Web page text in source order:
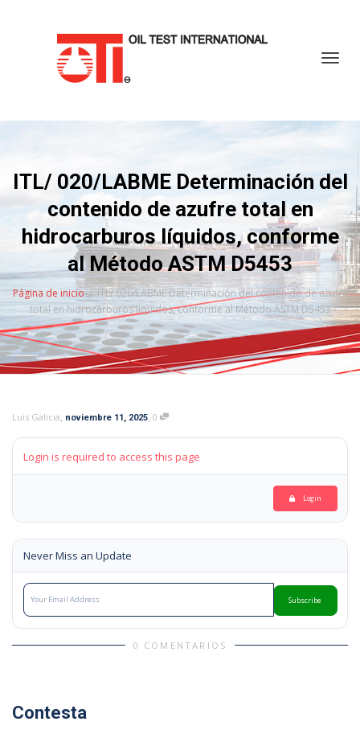
ITL/ 020/LABME Determinación del
contenido de azufre total en
hidrocarburos líquidos, conforme
al Método ASTM D5453
Página de inicio
ITL/ 020/LABME Determinación del contenido de azufre
total en hidrocarburos líquidos, conforme al Método ASTM D5453
Luis Galicia, noviembre 11, 2025, 0
Login is required to access this page
Login
Never Miss an Update
Subscribe
0 COMENTARIOS
Contesta